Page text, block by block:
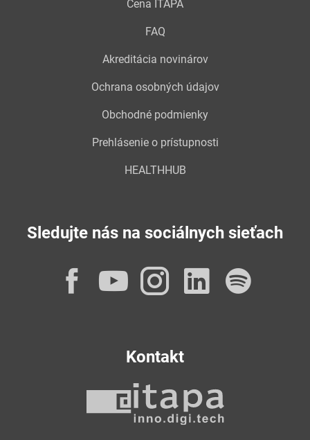
Cena ITAPA
FAQ
Akreditácia novinárov
Ochrana osobných údajov
Obchodné podmienky
Prehlásenie o prístupnosti
HEALTHHUB
Sledujte nás na sociálnych sieťach
Facebook
YouTube
Instagram
Kontakt